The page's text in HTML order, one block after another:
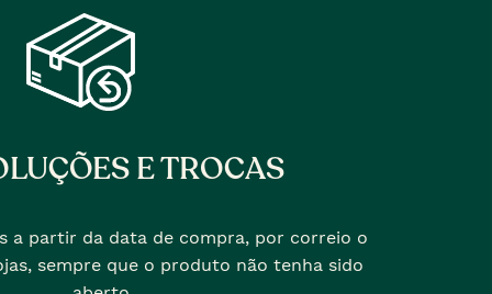
E TROCAS
a partir da data de compra, por correio o
sempre que o produto não tenha sido